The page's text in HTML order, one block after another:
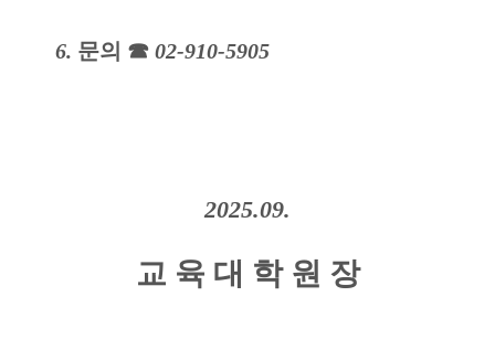
6. 문의 ☎ 02-910-5905
2025.09.
교 육 대 학 원 장